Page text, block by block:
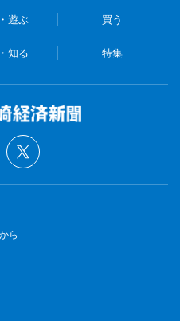
遊ぶ 買う
知る 特集
ら